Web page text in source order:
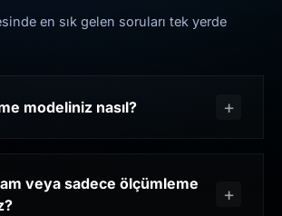
en sık gelen soruları tek yerde
modeliniz nasıl?
veya sadece ölçümleme